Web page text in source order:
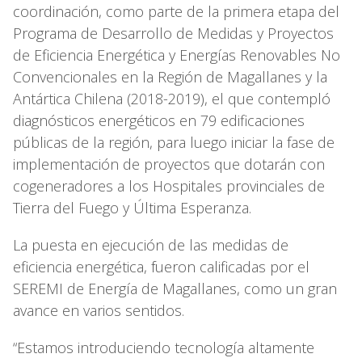
coordinación, como parte de la primera etapa del
Programa de Desarrollo de Medidas y Proyectos
de Eficiencia Energética y Energías Renovables No
Convencionales en la Región de Magallanes y la
Antártica Chilena (2018-2019), el que contempló
diagnósticos energéticos en 79 edificaciones
públicas de la región, para luego iniciar la fase de
implementación de proyectos que dotarán con
cogeneradores a los Hospitales provinciales de
Tierra del Fuego y Última Esperanza.
La puesta en ejecución de las medidas de
eficiencia energética, fueron calificadas por el
SEREMI de Energía de Magallanes, como un gran
avance en varios sentidos.
“Estamos introduciendo tecnología altamente